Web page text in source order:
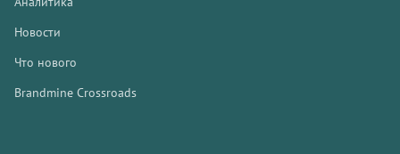
Новости
Что нового
Brandmine Crossroads